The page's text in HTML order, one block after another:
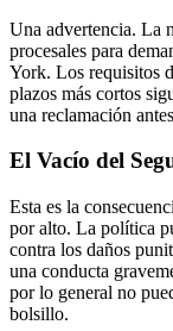
Una advertencia. La
procesales para
York. Los requisitos
plazos más cortos
una reclamación
El Vacío del
Esta es la
por alto. La política
contra los daños
una conducta
por lo general no
bolsillo.